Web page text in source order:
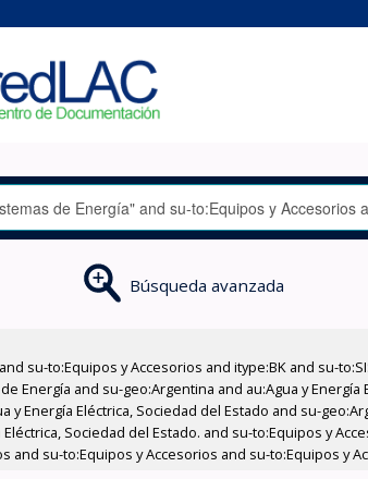
Búsqueda avanzada
su-to:Equipos y Accesorios and itype:BK and su-
Energía and su-geo:Argentina and au:Agua y Energía
Energía Eléctrica, Sociedad del Estado and su-
Sociedad del Estado. and su-to:Equipos y
and su-to:Equipos y Accesorios and su-to:Equipos y